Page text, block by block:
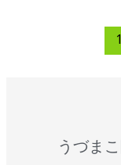
1
うづま